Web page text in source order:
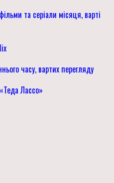
та серіали місяця, варті
часу, вартих перегляду
Лассо»